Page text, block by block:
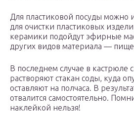
Для пластиковой посуды можно
для очистки пластиковых
керамики подойдут эфирные
других видов материала —
В последнем случае в кастрюле
растворяют стакан соды, куда
оставляют на полчаса. В
отвалится самостоятельно.
наклейкой нельзя!